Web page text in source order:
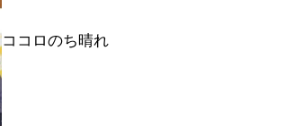
ココロのち晴れ